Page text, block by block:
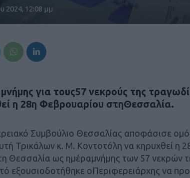
2024, 12:08 μμ
για τους57 νεκρούς της
η 28η Φεβρουαρίου στηΘεσσαλία.
Συμβούλιο Θεσσαλίας αποφάσισε
Τρικάλων κ. Μ. Κοντοτόλη να κηρυχθεί η
Θεσσαλία ως ημέραμνήμης των 57 νεκρών
εξουσιοδοτήθηκε οΠεριφερειάρχης να